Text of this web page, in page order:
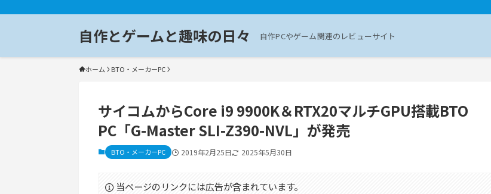
自作とゲームと趣味の日々 自作PCやゲーム関連のレビューサイト
ホーム BTO・メーカーPC
サイコムからCore i9 9900K＆RTX20マルチGPU搭載BTO
PC「G-Master SLI-Z390-NVL」が発売
BTO・メーカーPC 2019年2月25日 2025年5月30日
当ページのリンクには広告が含まれています。